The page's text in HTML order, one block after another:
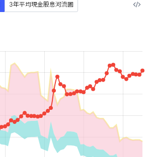
3年平均現金股息河流圖